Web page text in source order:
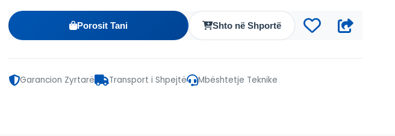
Porosit Tani Shto në Shportë
Garancion Zyrtarë Transport i Shpejtë Mbështetje Teknike